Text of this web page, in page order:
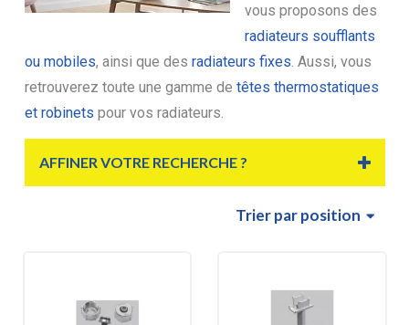
vous proposons des
radiateurs soufflants
ou mobiles, ainsi que des radiateurs fixes . Aussi, vous
retrouverez toute une gamme de têtes thermostatiques
et robinets pour vos radiateurs.
AFFINER VOTRE RECHERCHE ?
Trierpar position